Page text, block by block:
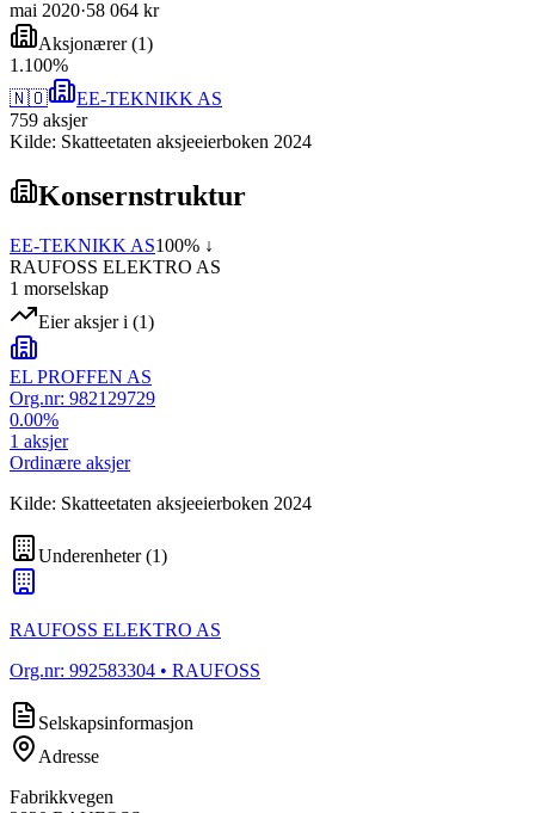
mai 2020·58 064 kr
Aksjonærer(1)
1 .100%
🇳🇴
EE-TEKNIKK AS
759 aksjer
Kilde: Skatteetaten aksjeeierboken 2024
Konsernstruktur
EE-TEKNIKK AS100% ↓
RAUFOSS ELEKTRO AS
1 morselskap
Eier aksjer i (1)
EL PROFFEN AS
Org.nr: 982129729
0.00%
1 aksjer
Ordinære aksjer
Kilde: Skatteetaten aksjeeierboken 2024
Underenheter(1)
RAUFOSS ELEKTRO AS
Org.nr: 992583304 • RAUFOSS
Selskapsinformasjon
Adresse
Fabrikkvegen